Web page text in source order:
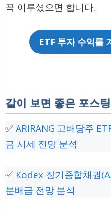
꼭 이루셨으면 합니다.
ETF 투자 수익률
같이 보면 좋은 포스팅
✅ARIRANG 고배당주
금 시세 전망 분석
✅ Kodex 장기종합채권
분배금 전망 분석